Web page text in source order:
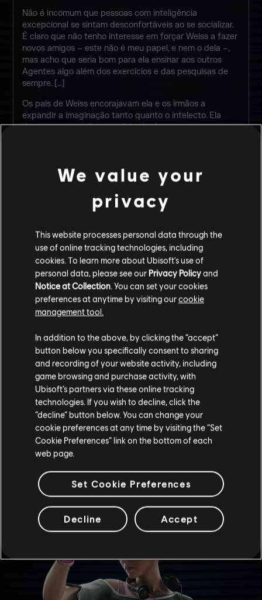
Não é incomum que pessoas com inteligência
excepcional se sintam desconfortáveis ao se socializar.
É claro que não tenho interesse em forçar Weiss a fazer
novos amigos – este não é meu papel, e nem o dela –,
mas acho que seria bom para ela ensinar aos outros
Agentes algo além dos exercícios e das pesquisas de
sempre. […]
Os pais de Weiss encorajavam ela e os irmãos a
expandir a imaginação tanto quanto o intelecto. Ela
descreveu sua mãe como “alguém loucamente
herdado o talento combinado para perturbação focada.
Weiss era disputada por empresas e universidades de
fascinou. Ela disse que seria uma oportunidade para
trabalhar com equipamentos de ponta e expressar o
amor pelo seu país, tudo ao mesmo tempo. Apontei uma
terceira razão: pesquisa acadêmica pode ser
gratificante, mas no geral é altamente focada e
estruturada, deixando pouco espaço para a abordagem
criativa que Weiss naturalmente possui e que nossas
operações encorajam. […]
Relatórios de campo demonstram que Weiss pode se
tornar obsessiva ao enfrentar desafios. Ao mesmo
tempo, ela sofre de crises de insônia. Suspeito que
estas sejam devido ao fato de Weiss simplesmente não
querer “abrir mão do dia”. Se ela quiser ser de bom uso
para a Rainbow, é importante que aprenda quando e
onde abrir mão de algo.
-- Dr. Harishva “Harry” Pandey, Diretor da Rainbow
SKIN ELITE
We value your
privacy
This website processes personal data through the
use of online tracking technologies, including
cookies. To learn more about Ubisoft's use of
personal data, please see our Privacy Policyand
Notice at Collection . You can set your cookies
preferences at anytime by visiting ourcookie
management tool.
In addition to the above, by clicking the “accept”
button below you specifically consent to sharing
and recording of your website activity, including
game browsing and purchase activity, with
Ubisoft’s partners via these online tracking
technologies. If you wish to decline, click the
“decline” button below. You can change your
cookie preferences at any time by visiting the “Set
Cookie Preferences” link on the bottom of each
web page.
Set Cookie Preferences
Decline Accept